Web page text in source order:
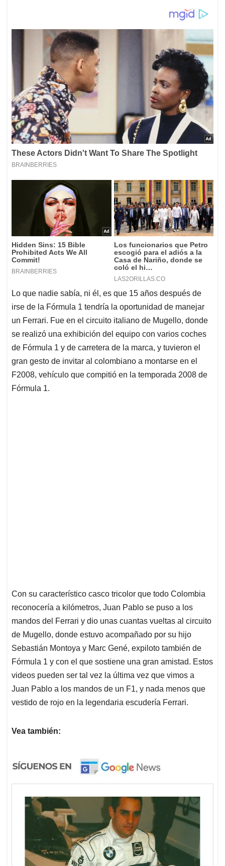
Lo que nadie sabía, ni él, es que 15 años después de
irse de la Fórmula 1 tendría la oportunidad de manejar
un Ferrari. Fue en el circuito italiano de Mugello, donde
se realizó una exhibición del equipo con varios coches
de Fórmula 1 y de carretera de la marca, y tuvieron el
gran gesto de invitar al colombiano a montarse en el
F2008, vehículo que compitió en la temporada 2008 de
Fórmula 1.
Con su característico casco tricolor que todo Colombia
reconocería a kilómetros, Juan Pablo se puso a los
mandos del Ferrari y dio unas cuantas vueltas al circuito
de Mugello, donde estuvo acompañado por su hijo
Sebastián Montoya y Marc Gené, expiloto también de
Fórmula 1 y con el que sostiene una gran amistad. Estos
videos pueden ser tal vez la última vez que vimos a
Juan Pablo a los mandos de un F1, y nada menos que
vestido de rojo en la legendaria escudería Ferrari.
Vea también: